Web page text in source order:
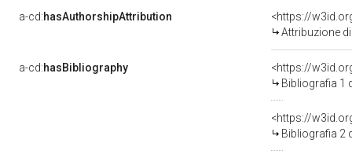
a-cd:hasAuthorshipAttribution
<https://
Attribuzione
a-cd:hasBibliography
<https://
Bibliografia 1
<https://
Bibliografia 2